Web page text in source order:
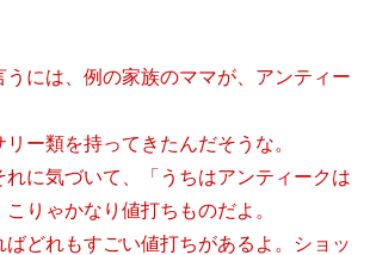
うには、例の家族のママが、アンティー
ー類を持ってきたんだそうな。
れに気づいて、「うちはアンティークは
りゃかなり値打ちものだよ。
ばどれもすごい値打ちがあるよ。ショッ